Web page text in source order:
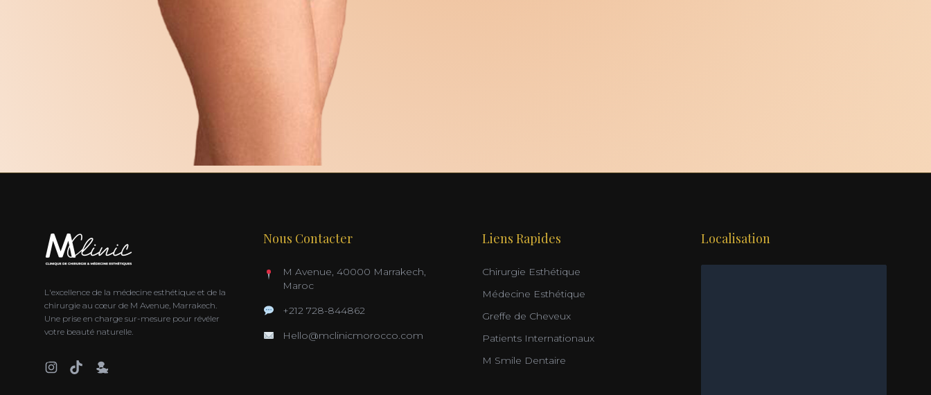
L'excellence de la médecine esthétique et de la
chirurgie au cœur de M Avenue, Marrakech.
Une prise en charge sur-mesure pour révéler
votre beauté naturelle.
Nous Contacter
M Avenue, 40000 Marrakech,
Maroc
+212 728-844862
Hello@mclinicmorocco.com
Liens Rapides
Chirurgie Esthétique
Médecine Esthétique
Greffe de Cheveux
Patients Internationaux
M Smile Dentaire
Localisation